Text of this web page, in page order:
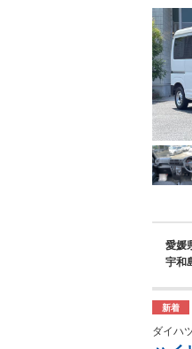
愛媛
宇和
新着
ダイハ